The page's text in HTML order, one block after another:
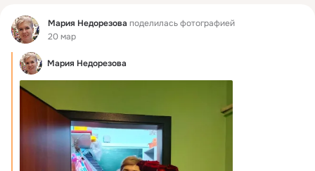
Фид Мария Недорезова поделилась фотографией
20 мар
Мария Недорезова